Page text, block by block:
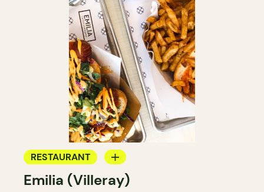
RESTAURANT
COMPTOIR
Emilia (Villeray)